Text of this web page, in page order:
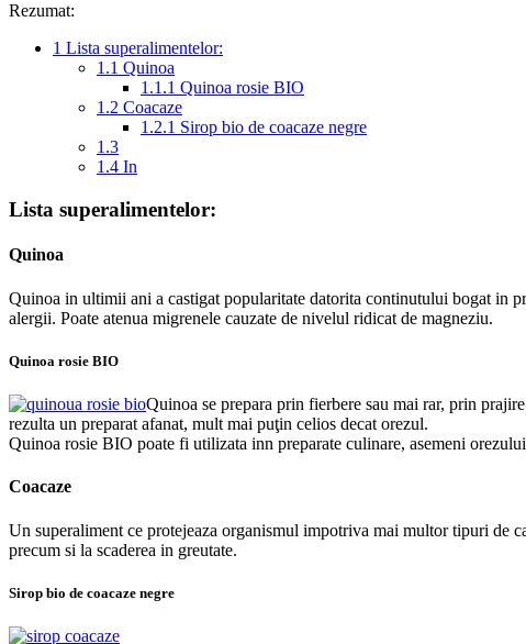
Rezumat:
1 Lista superalimentelor:
1.1 Quinoa
1.1.1 Quinoa rosie BIO
1.2 Coacaze
1.2.1 Sirop bio de coacaze negre
1.3
1.4 In
Lista superalimentelor:
Quinoa
Quinoa in ultimii ani a castigat popularitate datorita continutului bogat in
alergii. Poate atenua migrenele cauzate de nivelul ridicat de magneziu.
Quinoa rosie BIO
Quinoa se prepara prin fierbere sau mai rar, prin
rezulta un preparat afanat, mult mai puţin celios decat orezul.
Quinoa rosie BIO poate fi utilizata inn preparate culinare, asemeni
Coacaze
Un superaliment ce protejeaza organismul impotriva mai multor tipuri de
precum si la scaderea in greutate.
Sirop bio de coacaze negre